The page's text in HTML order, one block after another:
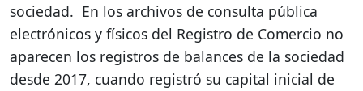
sociedad. En los archivos de consulta pública
electrónicos y físicos del Registro de Comercio no
aparecen los registros de balances de la sociedad
desde 2017, cuando registró su capital inicial de